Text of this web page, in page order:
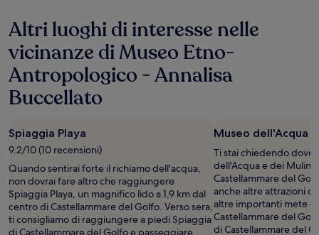
per
un
soggiorno
di
1
notte
per
adulti.
Prezzi
e
disponibilità
possono
cambiare.
Potrebbero
essere
previste
Altri luoghi di interesse nelle
vicinanze di Museo Etno-
Antropologico - Annalisa
Buccellato
Spiaggia Playa
9.2/10 (10 recensioni)
Quando sentirai forte il richiamo dell'acqua,
non dovrai fare altro che raggiungere
Spiaggia Playa, un magnifico lido a 1,9 km dal
centro di Castellammare del Golfo. Verso sera,
ti consigliamo di raggiungere a piedi Spiaggia
di Castellammare del Golfo e passeggiare
Museo dell'Acqua
Ti stai chiedendo dove
dell'Acqua e dei
Castellammare del
anche altre attrazioni
altre importanti mete
Castellammare del
di Castellammare del